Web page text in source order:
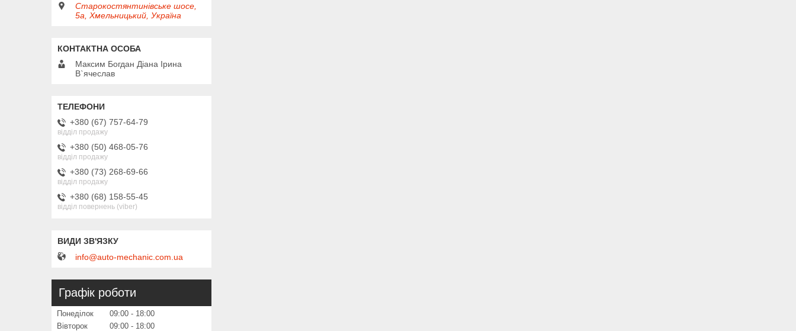
Старокостянтинівське шосе,
5а, Хмельницький, Україна
Максим Богдан Діана Ірина
В`ячеслав
+380 (67) 757-64-79
відділ продажу
+380 (50) 468-05-76
відділ продажу
+380 (73) 268-69-66
відділ продажу
+380 (68) 158-55-45
відділ повернень (viber)
info@auto-mechanic.com.ua
Графік роботи
Понеділок 09:00
18:00
Вівторок
09:00
18:00